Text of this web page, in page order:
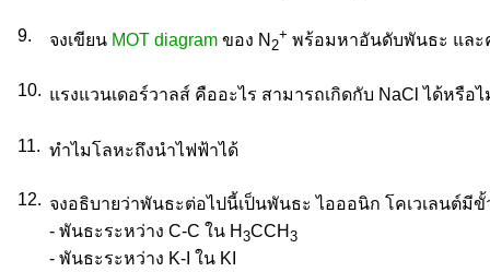
9. จงเขียน MOT diagram ของ N 2
+ พร้อมหาอันดับพันธะ แล
10. แรงแวนเดอร์วาลส์ คืออะไร สามารถเกิดกับ NaCl ได้หรือ
11. ทำไมโลหะถึงนำไฟฟ้าได้
12. จงอธิบายว่าพันธะต่อไปนี้เป็นพันธะ ไอออนิก โคเวเลนต์มี
- พันธะระหว่าง C-C ใน H 3CCH 3
- พันธะระหว่าง K-I ใน KI